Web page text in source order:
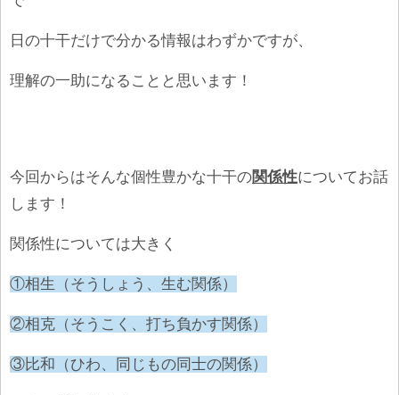
日の十干だけで分かる情報はわずかですが、
理解の一助になることと思います！
今回からはそんな個性豊かな十干の関係性についてお話
します！
関係性については大きく
①相生（そうしょう、生む関係）
②相克（そうこく、打ち負かす関係）
③比和（ひわ、同じもの同士の関係）